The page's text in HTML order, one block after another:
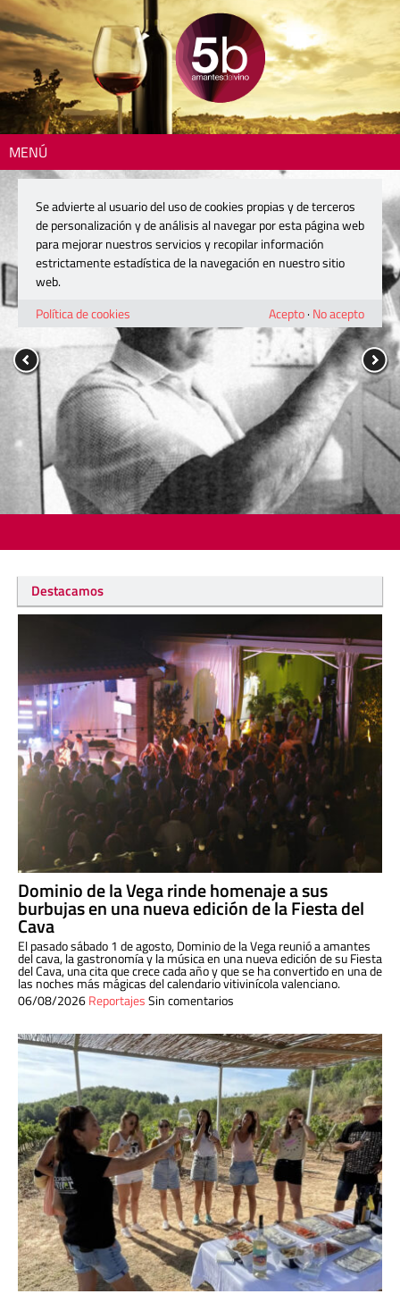
MENÚ
Destacamos
Dominio de la Vega rinde homenaje a sus
burbujas en una nueva edición de la Fiesta del
Cava
El pasado sábado 1 de agosto, Dominio de la Vega reunió a amantes
del cava, la gastronomía y la música en una nueva edición de su Fiesta
del Cava, una cita que crece cada año y que se ha convertido en una de
las noches más mágicas del calendario vitivinícola valenciano.
06/08/2026ReportajesSin comentarios
Se advierte al usuario del uso de cookies propias y de terceros
de personalización y de análisis al navegar por esta página web
para mejorar nuestros servicios y recopilar información
estrictamente estadística de la navegación en nuestro sitio
web.
Política de cookies
Acepto· No acepto